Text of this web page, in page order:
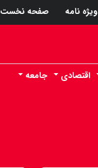
ویژه نامه صفحه نخست
اقتصادی
جامعه